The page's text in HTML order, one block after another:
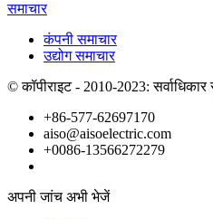
समाचार
कंपनी समाचार
उद्योग समाचार
© कॉपीराइट - 2010-2023: सर्वाधिकार
+86-577-62697170
aiso@aisoelectric.com
+0086-13566272279
अपनी जांच अभी भेजें